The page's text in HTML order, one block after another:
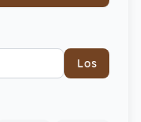
Los